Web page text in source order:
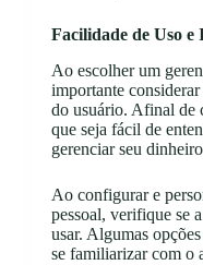
Facilidade de Uso
Ao escolher um
importante
do usuário. Afinal de
que seja fácil de
gerenciar seu
Ao configurar e
pessoal, verifique se
usar. Algumas
se familiarizar com o